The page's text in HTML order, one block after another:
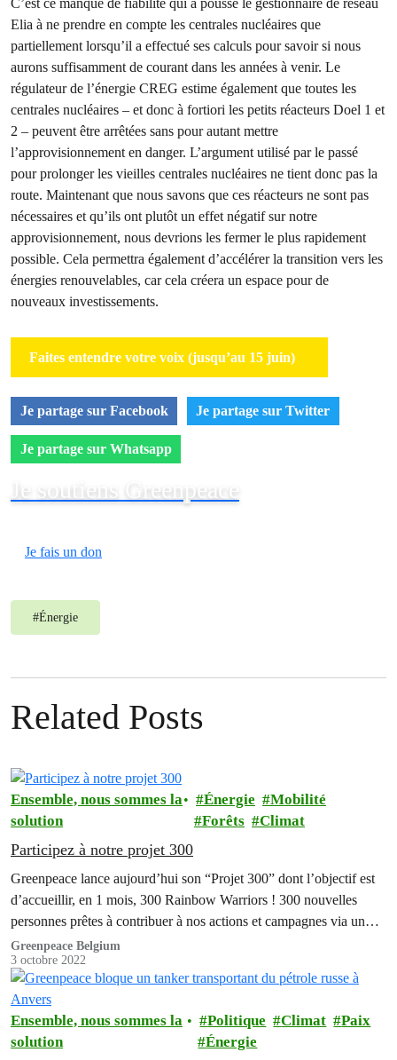
Elia à ne prendre en compte les centrales nucléaires que
partiellement lorsqu’il a effectué ses calculs pour savoir si nous
aurons suffisamment de courant dans les années à venir. Le
régulateur de l’énergie CREG estime également que toutes les
centrales nucléaires – et donc à fortiori les petits réacteurs Doel 1 et
2 – peuvent être arrêtées sans pour autant mettre
l’approvisionnement en danger. L’argument utilisé par le passé
pour prolonger les vieilles centrales nucléaires ne tient donc pas la
route. Maintenant que nous savons que ces réacteurs ne sont pas
nécessaires et qu’ils ont plutôt un effet négatif sur notre
approvisionnement, nous devrions les fermer le plus rapidement
possible. Cela permettra également d’accélérer la transition vers les
énergies renouvelables, car cela créera un espace pour de
nouveaux investissements.
Faites entendre votre voix (jusqu’au 15 juin)
Je partage sur Facebook Je partage sur Twitter
Je partage sur Whatsapp
Je soutiens Greenpeace
Je fais un don
#Énergie
Related Posts
Ensemble, nous sommes la
solution
Énergie
Mobilité
Forêts
Climat
Participez à notre projet 300
Greenpeace lance aujourd’hui son “Projet 300” dont l’objectif est
d’accueillir, en 1 mois, 300 Rainbow Warriors ! 300 nouvelles
personnes prêtes à contribuer à nos actions et campagnes via un
soutien mensuel.
Greenpeace Belgium
3 octobre 2022
Ensemble, nous sommes la
solution
Politique Climat
Paix
Énergie